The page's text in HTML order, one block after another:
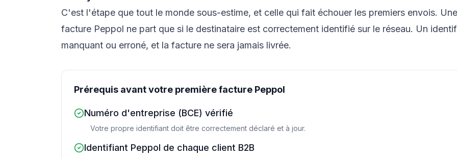
C'est l'étape que tout le monde sous-estime, et celle qui fait échouer les premiers envois. Une
facture Peppol ne part que si le destinataire est correctement identifié sur le réseau. Un
manquant ou erroné, et la facture ne sera jamais livrée.
Prérequis avant votre première facture Peppol
Numéro d'entreprise (BCE) vérifié
Votre propre identifiant doit être correctement déclaré et à jour.
Identifiant Peppol de chaque client B2B